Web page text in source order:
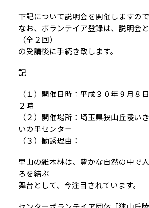
下記について説明会を開催しますの
なお、ボランテイア登録は、説明会
（全２回）
の受講後に手続き致します。
記
（１）開催日時：平成３０年９月８
２時
（２）開催場所：埼玉県狭山丘陵い
いの里センター
（３）勧誘理由：
里山の雑木林は、豊かな自然の中で
ろを結ぶ
舞台として、今注目されています。